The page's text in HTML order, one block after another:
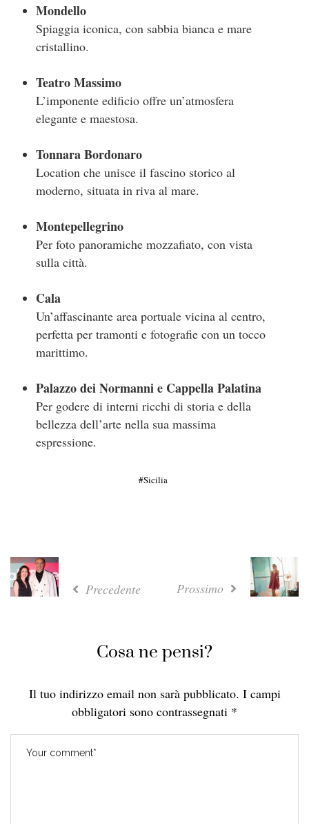
Mondello
Spiaggia iconica, con sabbia bianca e mare
cristallino.
Teatro Massimo
L’imponente edificio offre un’atmosfera
elegante e maestosa.
Tonnara Bordonaro
Location che unisce il fascino storico al
moderno, situata in riva al mare​.
Montepellegrino
Per foto panoramiche mozzafiato, con vista
sulla città.
Cala
Un’affascinante area portuale vicina al centro,
perfetta per tramonti e fotografie con un tocco
marittimo.
Palazzo dei Normanni e Cappella Palatina
Per godere di interni ricchi di storia e della
bellezza dell’arte nella sua massima
espressione.
Sicilia
Precedente Prossimo
Cosa ne pensi?
Il tuo indirizzo email non sarà pubblicato. I campi
obbligatori sono contrassegnati *